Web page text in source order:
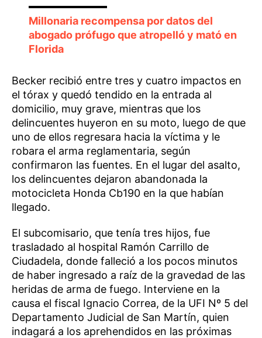
Millonaria recompensa por datos del
abogado prófugo que atropelló y mató en
Florida
Becker recibió entre tres y cuatro impactos en
el tórax y quedó tendido en la entrada al
domicilio, muy grave, mientras que los
delincuentes huyeron en su moto, luego de que
uno de ellos regresara hacia la víctima y le
robara el arma reglamentaria, según
confirmaron las fuentes. En el lugar del asalto,
los delincuentes dejaron abandonada la
motocicleta Honda Cb190 en la que habían
llegado.
El subcomisario, que tenía tres hijos, fue
trasladado al hospital Ramón Carrillo de
Ciudadela, donde falleció a los pocos minutos
de haber ingresado a raíz de la gravedad de las
heridas de arma de fuego. Interviene en la
causa el fiscal Ignacio Correa, de la UFI Nº 5 del
Departamento Judicial de San Martín, quien
indagará a los aprehendidos en las próximas